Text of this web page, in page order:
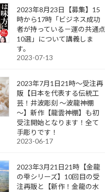
2023年8月23日【募集】15
時から17時「ビジネス成功
者が持っている－運の共通点
10選」について講義しま
す。
2023-07-13
2023年7月1日21時～受注再
販【日本を代表する伝統工
芸！井波彫刻 ～波龍神棚
～】新作【龍雲神棚】も初
受注開始となります！全て
手彫りです！
2023-06-17
2023年3月21日21時【金龍
の雫シリーズ】10回目の受
注再販と【新作！金龍の水